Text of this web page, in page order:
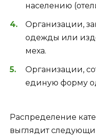
населению
Организации,
одежды или
меха.
Организации,
единую форму
Распределение
выглядит